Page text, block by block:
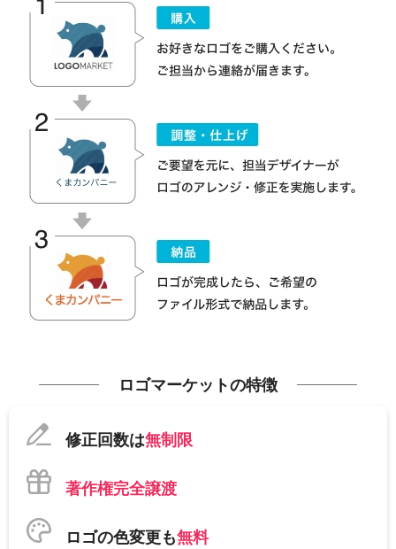
ロゴマーケットの特徴
修正回数は無制限
著作権完全譲渡
ロゴの色変更も無料